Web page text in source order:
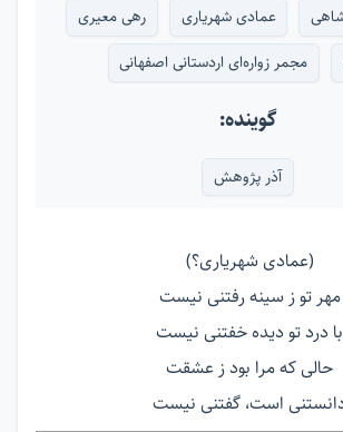
عمادی شهریاری
رهی معیری
مجمر زواره‌ای اردستانی اصفهانی
گوینده:
آذر پژوهش
(عمادی شهریاری؟)
مهر تو ز سینه رفتنی نیست
با درد تو دیده خفتنی نیست
حالی که مرا بود ز عشقت
است، گفتنی نیست